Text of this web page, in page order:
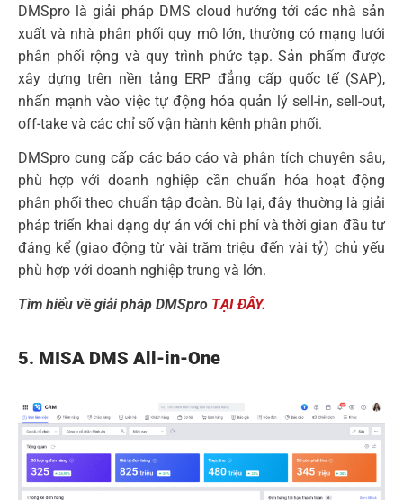
DMSpro là giải pháp DMS cloud hướng tới các nhà sản
xuất và nhà phân phối quy mô lớn, thường có mạng lưới
phân phối rộng và quy trình phức tạp. Sản phẩm được
xây dựng trên nền tảng ERP đẳng cấp quốc tế (SAP),
nhấn mạnh vào việc tự động hóa quản lý sell-in, sell-out,
off-take và các chỉ số vận hành kênh phân phối.
DMSpro cung cấp các báo cáo và phân tích chuyên sâu,
phù hợp với doanh nghiệp cần chuẩn hóa hoạt động
phân phối theo chuẩn tập đoàn. Bù lại, đây thường là giải
pháp triển khai dạng dự án với chi phí và thời gian đầu tư
đáng kể (giao động từ vài trăm triệu đến vài tỷ) chủ yếu
phù hợp với doanh nghiệp trung và lớn.
Tìm hiểu về giải pháp DMSpro TẠI ĐÂY.
5. MISA DMS All-in-One